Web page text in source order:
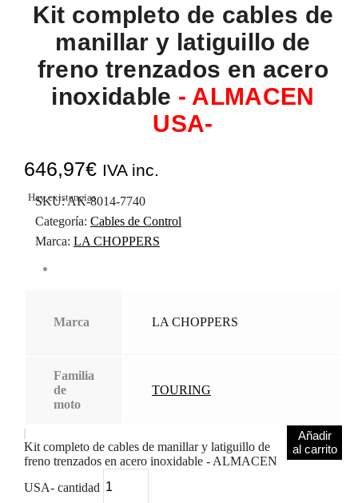
Kit completo de cables de
manillar y latiguillo de
freno trenzados en acero
inoxidable - ALMACEN
USA-
646,97€ IVA inc.
Hay existencias
SKU:AK-8014-7740
Categoría: Cables de Control
Marca: LA CHOPPERS
Marca LA CHOPPERS
Familia
de
moto
TOURING
Kit completo de cables de manillar y latiguillo de
freno trenzados en acero inoxidable - ALMACEN
USA- cantidad
Añadir
al carrito